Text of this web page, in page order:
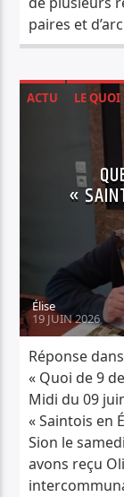
paires et
ACTU
LE QUOI
«
Élise
19 JUIN 2026
Réponse
« Quoi de 9
Midi du 09
« Saintois en
Sion le
avons reçu